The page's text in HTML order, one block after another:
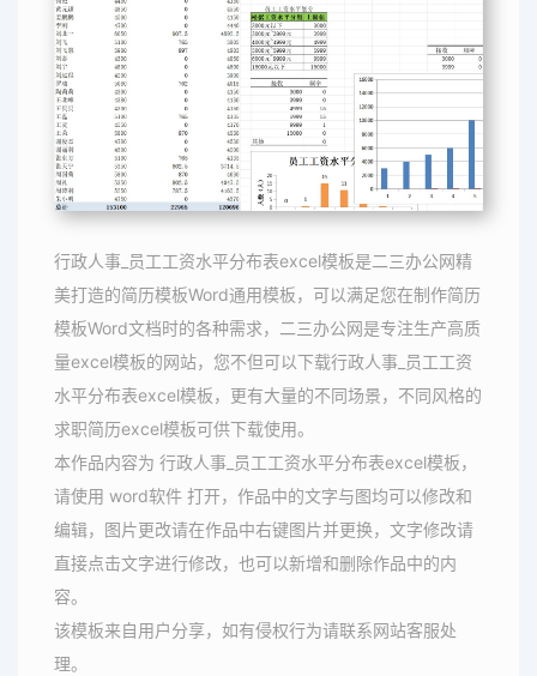
行政人事_员工工资水平分布表excel模板是二三办公网精
美打造的简历模板Word通用模板，可以满足您在制作简历
模板Word文档时的各种需求，二三办公网是专注生产高质
量excel模板的网站，您不但可以下载行政人事_员工工资
水平分布表excel模板，更有大量的不同场景，不同风格的
求职简历excel模板可供下载使用。
本作品内容为 行政人事_员工工资水平分布表excel模板，
请使用 word软件 打开，作品中的文字与图均可以修改和
编辑，图片更改请在作品中右键图片并更换，文字修改请
直接点击文字进行修改，也可以新增和删除作品中的内
容。
该模板来自用户分享，如有侵权行为请联系网站客服处
理。